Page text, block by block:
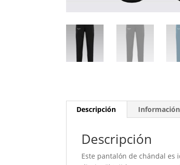
Descripción
Descripción
Este pantalón de chándal